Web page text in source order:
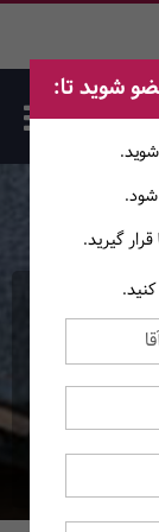
شوید تا:
قرار گیرید.